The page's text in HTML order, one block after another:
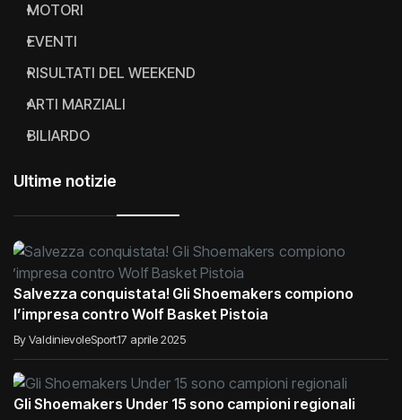
MOTORI
EVENTI
RISULTATI DEL WEEKEND
ARTI MARZIALI
BILIARDO
Ultime notizie
Salvezza conquistata! Gli Shoemakers compiono
l’impresa contro Wolf Basket Pistoia
By ValdinievoleSport17 aprile 2025
Gli Shoemakers Under 15 sono campioni regionali